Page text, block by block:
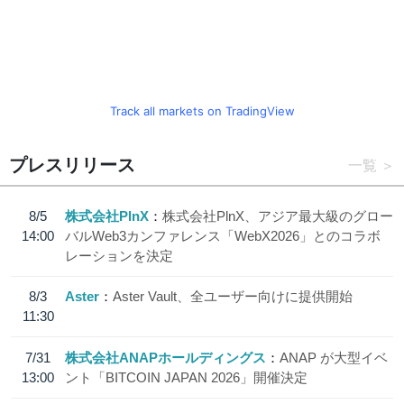
Track all markets on TradingView
プレスリリース 一覧
8/5
14:00
株式会社PlnX
株式会社PlnX、アジア最大級のグロー
バルWeb3カンファレンス「WebX2026」とのコラボ
レーションを決定
8/3
11:30
Aster Aster Vault、全ユーザー向けに提供開始
7/31
13:00
株式会社ANAPホールディングス
ANAP が大型イベ
ント「BITCOIN JAPAN 2026」開催決定